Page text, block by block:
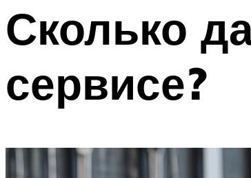
Сколько
сервисе?